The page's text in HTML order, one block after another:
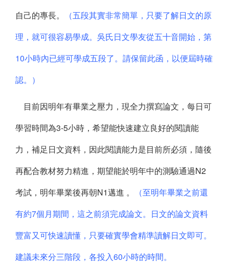
自己的專長。
（五段其實非常簡單，只要了解日文的原
理，就可很容易學成。吳氏日文學友從五十音開始，第
10小時內已經可學成五段了。請保留此函，以便屆時確
認。）
目前因明年有畢業之壓力，現全力撰寫論文，每日可
學習時間為3-5小時，希望能快速建立良好的閱讀能
力，補足日文資料，因此閱讀能力是目前所必須，隨後
再配合教材努力精進，期望能於明年中的測驗通過N2
考試，明年畢業後再朝N1邁進 。
（至明年畢業之前還
有約7個月期間，這之前須完成論文。日文的論文資料
豐富又可快速讀懂，只要確實學會精準讀解日文即可。
建議未來分三階段，各投入60小時的時間。